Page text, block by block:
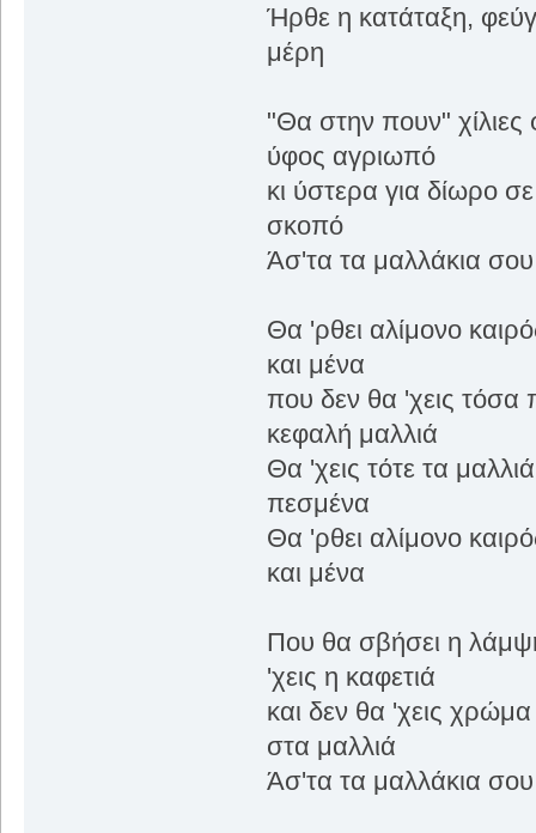
Ήρθε η κατάταξη,
μέρη
"Θα στην πουν" χίλιες
ύφος αγριωπό
κι ύστερα για δίωρο
σκοπό
Άσ'τα τα μαλλάκια
Θα 'ρθει αλίμονο
και μένα
που δεν θα 'χεις τόσα
κεφαλή μαλλιά
Θα 'χεις τότε τα
πεσμένα
Θα 'ρθει αλίμονο
και μένα
Που θα σβήσει η
'χεις η καφετιά
και δεν θα 'χεις
στα μαλλιά
Άσ'τα τα μαλλάκια